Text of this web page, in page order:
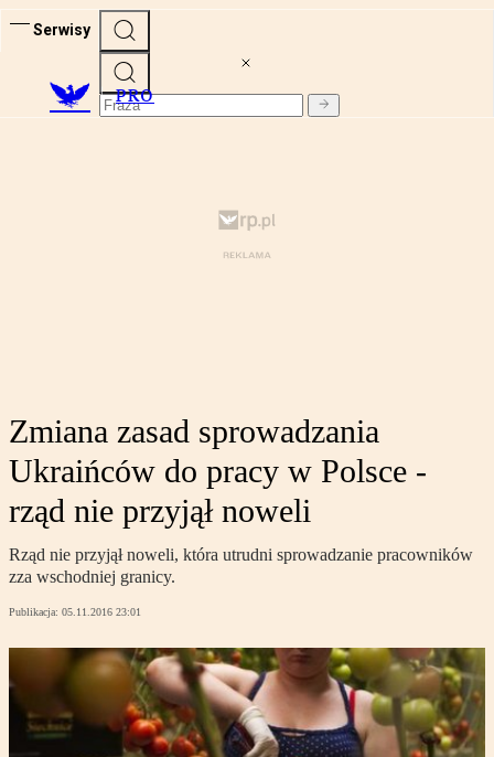
Serwisy
PRO
Zmiana zasad sprowadzania
Ukraińców do pracy w Polsce -
rząd nie przyjął noweli
Rząd nie przyjął noweli, która utrudni sprowadzanie pracowników
zza wschodniej granicy.
Publikacja: 05.11.2016 23:01